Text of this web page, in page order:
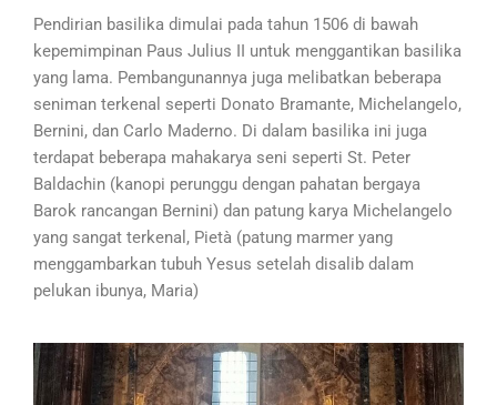
Pendirian basilika dimulai pada tahun 1506 di bawah
kepemimpinan Paus Julius II untuk menggantikan basilika
yang lama. Pembangunannya juga melibatkan beberapa
seniman terkenal seperti Donato Bramante, Michelangelo,
Bernini, dan Carlo Maderno. Di dalam basilika ini juga
terdapat beberapa mahakarya seni seperti St. Peter
Baldachin (kanopi perunggu dengan pahatan bergaya
Barok rancangan Bernini) dan patung karya Michelangelo
yang sangat terkenal, Pietà (patung marmer yang
menggambarkan tubuh Yesus setelah disalib dalam
pelukan ibunya, Maria)